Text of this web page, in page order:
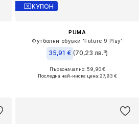
КУПОН
PUMA
Футболни обувки 'Future 9 Play'
35,91 € (70,23 лв.³)
Налични размери: 39, 42, 44, 44,5, 45
Първоначално: 59,90 €
Последна най-ниска цена:27,93 €